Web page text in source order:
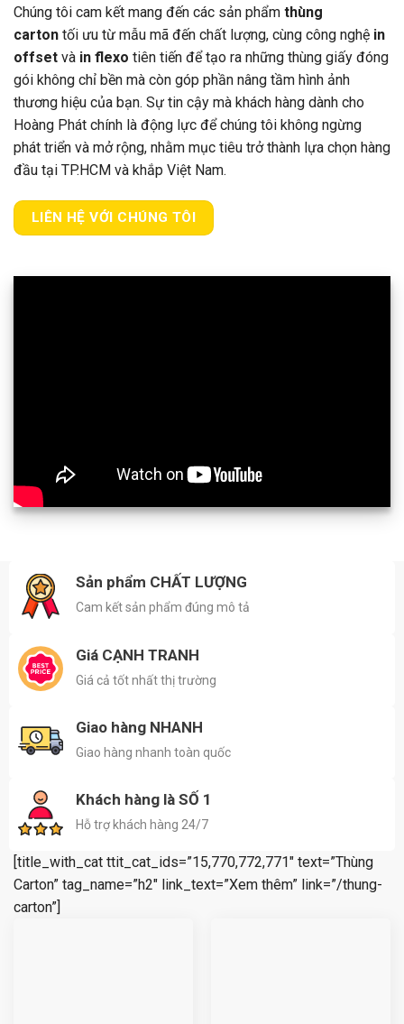
Chúng tôi cam kết mang đến các sản phẩm thùng
carton tối ưu từ mẫu mã đến chất lượng, cùng công nghệ in
offset và in flexo tiên tiến để tạo ra những thùng giấy đóng
gói không chỉ bền mà còn góp phần nâng tầm hình ảnh
thương hiệu của bạn. Sự tin cậy mà khách hàng dành cho
Hoàng Phát chính là động lực để chúng tôi không ngừng
phát triển và mở rộng, nhằm mục tiêu trở thành lựa chọn hàng
đầu tại TP.HCM và khắp Việt Nam.
LIÊN HỆ VỚI CHÚNG TÔI
Sản phẩm CHẤT LƯỢNG
Cam kết sản phẩm đúng mô tả
Giá CẠNH TRANH
Giá cả tốt nhất thị trường
Giao hàng NHANH
Giao hàng nhanh toàn quốc
Khách hàng là SỐ 1
Hỗ trợ khách hàng 24/7
[title_with_cat ttit_cat_ids=”15,770,772,771″ text=”Thùng
Carton” tag_name=”h2″ link_text=”Xem thêm” link=”/thung-
carton”]